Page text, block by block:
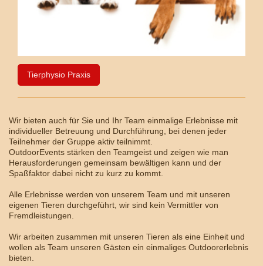
Tierphysio Praxis
Wir bieten auch für Sie und Ihr Team einmalige Erlebnisse mit
individueller Betreuung und Durchführung, bei denen jeder
Teilnehmer der Gruppe aktiv teilnimmt.
OutdoorEvents stärken den Teamgeist und zeigen wie man
Herausforderungen gemeinsam bewältigen kann und der
Spaßfaktor dabei nicht zu kurz zu kommt.
Alle Erlebnisse werden von unserem Team und mit unseren
eigenen Tieren durchgeführt, wir sind kein Vermittler von
Fremdleistungen.
Wir arbeiten zusammen mit unseren Tieren als eine Einheit und
wollen als Team unseren Gästen ein einmaliges Outdoorerlebnis
bieten.